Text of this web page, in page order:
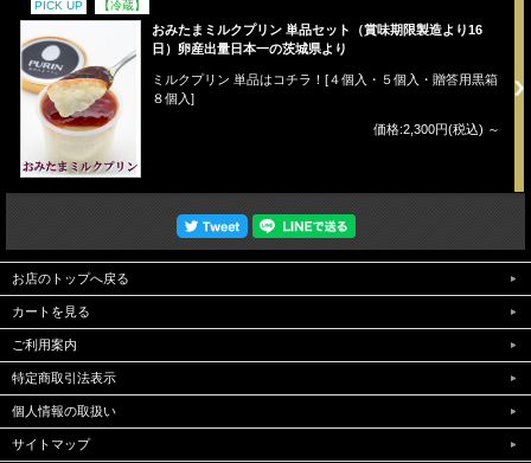
PICK UP 【冷蔵】
おみたまミルクプリン 単品セット（賞味期限製造より16
日）卵産出量日本一の茨城県より
ミルクプリン 単品はコチラ！[４個入・５個入・贈答用黒箱
８個入]
価格:2,300円(税込) ～
お店のトップへ戻る
カートを見る
ご利用案内
特定商取引法表示
個人情報の取扱い
サイトマップ